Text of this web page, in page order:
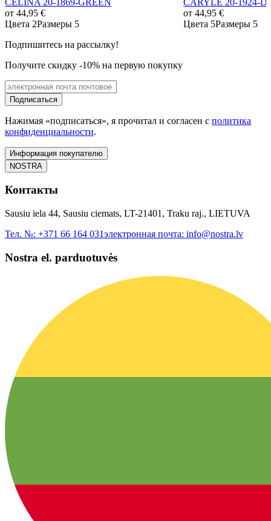
от 44,95 €
Цвета 2Размеры 5
от 44,95 €
Цвета 5Размеры 5
Подпишитесь на рассылку!
Получите скидку -10% на первую покупку
Подписаться
Нажимая «подписаться», я прочитал и согласен с политика
конфиденциальности.
Информация покупателю
NOSTRA
Контакты
Sausiu iela 44, Sausiu ciemats, LT-21401, Traku raj., LIETUVA
Тел. №: +371 66 164 031электронная почта: info@nostra.lv
Nostra el. parduotuvės